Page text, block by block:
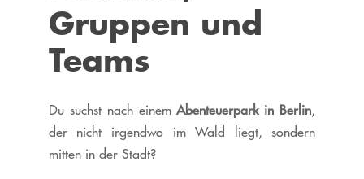
Gruppen und
Teams
Du suchst nach einemAbenteuerpark in Berlin,
der nicht irgendwo im Wald liegt, sondern
mitten in der Stadt?